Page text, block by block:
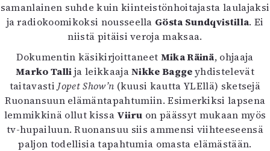
samanlainen suhde kuin kiinteistönhoitajasta laulajaksi
ja radiokoomikoksi nousseella Gösta Sundqvistilla. Ei
niistä pitäisi veroja maksaa.
Dokumentin käsikirjoittaneet Mika Räinä, ohjaaja
Marko Tallija leikkaajaNikke Baggeyhdistelevät
taitavasti Jopet Show’n (kuusi kautta YLEllä) sketsejä
Ruonansuun elämäntapahtumiin. Esimerkiksi lapsena
lemmikkinä ollut kissa Viiru on päässyt mukaan myös
tv-hupailuun. Ruonansuu siis ammensi viihteeseensä
paljon todellisia tapahtumia omasta elämästään.